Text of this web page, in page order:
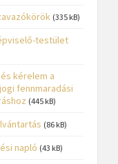
(335 kB)
testület
kérelem a
fennmaradási
(445 kB)
(86 kB)
napló (43 kB)